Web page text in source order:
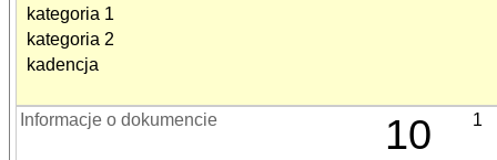
kategoria 1
kategoria 2
kadencja
Informacje o dokumencie 10 1